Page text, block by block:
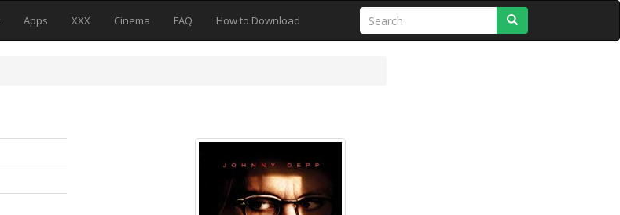
Apps XXX Cinema FAQ How to Download